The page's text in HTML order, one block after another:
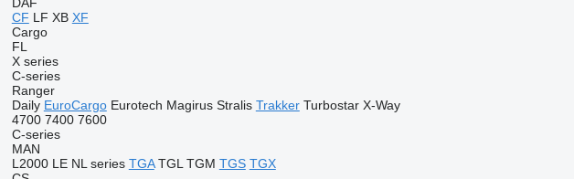
CF LF XB XF
Cargo
FL
X series
C-series
Ranger
Daily EuroCargo Eurotech Magirus Stralis Trakker Turbostar X-Way
4700 7400 7600
C-series
MAN
L2000 LE NL series TGA TGL TGM TGS TGX